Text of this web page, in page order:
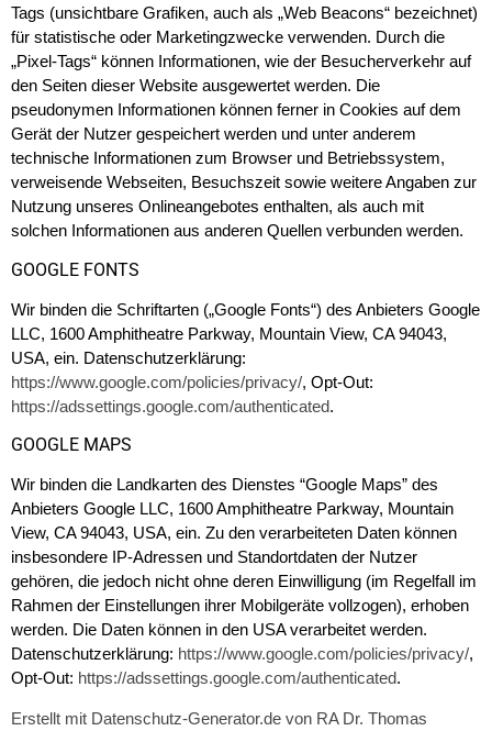
Tags (unsichtbare Grafiken, auch als „Web Beacons“ bezeichnet)
für statistische oder Marketingzwecke verwenden. Durch die
„Pixel-Tags“ können Informationen, wie der Besucherverkehr auf
den Seiten dieser Website ausgewertet werden. Die
pseudonymen Informationen können ferner in Cookies auf dem
Gerät der Nutzer gespeichert werden und unter anderem
technische Informationen zum Browser und Betriebssystem,
verweisende Webseiten, Besuchszeit sowie weitere Angaben zur
Nutzung unseres Onlineangebotes enthalten, als auch mit
solchen Informationen aus anderen Quellen verbunden werden.
GOOGLE FONTS
Wir binden die Schriftarten („Google Fonts“) des Anbieters Google
LLC, 1600 Amphitheatre Parkway, Mountain View, CA 94043,
USA, ein. Datenschutzerklärung:
https://www.google.com/policies/privacy/, Opt-Out:
https://adssettings.google.com/authenticated.
GOOGLE MAPS
Wir binden die Landkarten des Dienstes “Google Maps” des
Anbieters Google LLC, 1600 Amphitheatre Parkway, Mountain
View, CA 94043, USA, ein. Zu den verarbeiteten Daten können
insbesondere IP-Adressen und Standortdaten der Nutzer
gehören, die jedoch nicht ohne deren Einwilligung (im Regelfall im
Rahmen der Einstellungen ihrer Mobilgeräte vollzogen), erhoben
werden. Die Daten können in den USA verarbeitet werden.
Datenschutzerklärung: https://www.google.com/policies/privacy/,
Opt-Out: https://adssettings.google.com/authenticated.
Erstellt mit Datenschutz-Generator.de von RA Dr. Thomas